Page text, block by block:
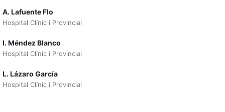
A. Lafuente Flo
Hospital Clínic i Provincial
I. Méndez Blanco
Hospital Clínic i Provincial
L. Lázaro García
Hospital Clínic i Provincial